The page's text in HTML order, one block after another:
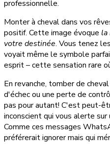
professionnelle.
Monter à cheval dans vos
positif. Cette image évoque la
votre destinée. Vous tenez
voyait même le symbole
esprit – cette sensation rare
En revanche, tomber de
d'échec ou une perte de
pas pour autant! C'est peut-
inconscient qui vous alerte sur
Comme ces messages
préférerait ignorer mais qui